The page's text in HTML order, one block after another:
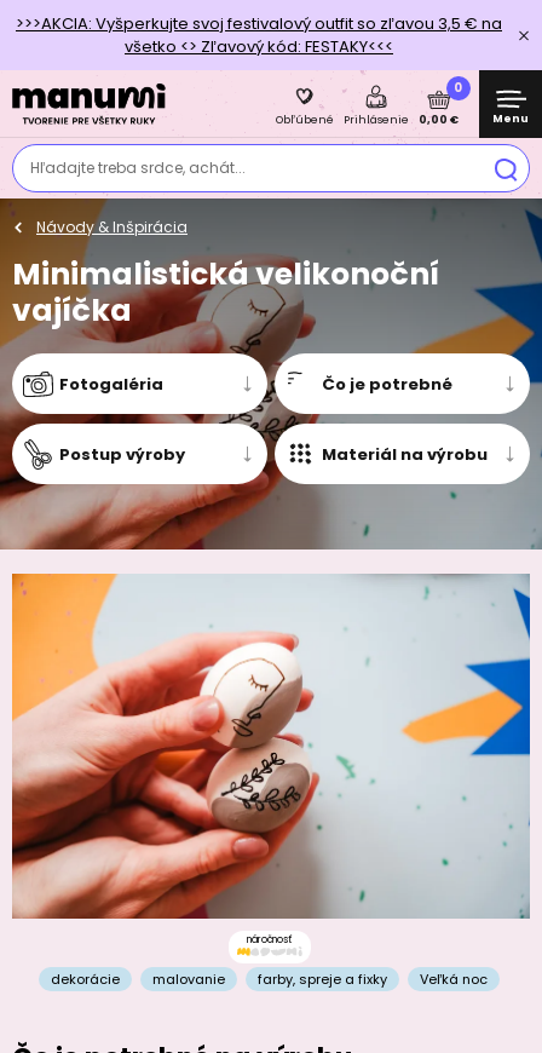
>>>AKCIA: Vyšperkujte svoj festivalový outfit so zľavou 3,5 € na
všetko <> Zľavový kód: FESTAKY<<<
Hľadajte treba srdce, achát...
Obľúbené Prihlásenie
0
0,00 € Menu
Návody & Inšpirácia
Minimalistická velikonoční
vajíčka
Fotogaléria Čo je potrebné
Postup výroby Materiál na výrobu
náročnosť
dekorácie malovanie farby, spreje a fixky Veľká noc